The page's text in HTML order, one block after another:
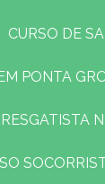
CURSO DE
PONTA
RESGATISTA